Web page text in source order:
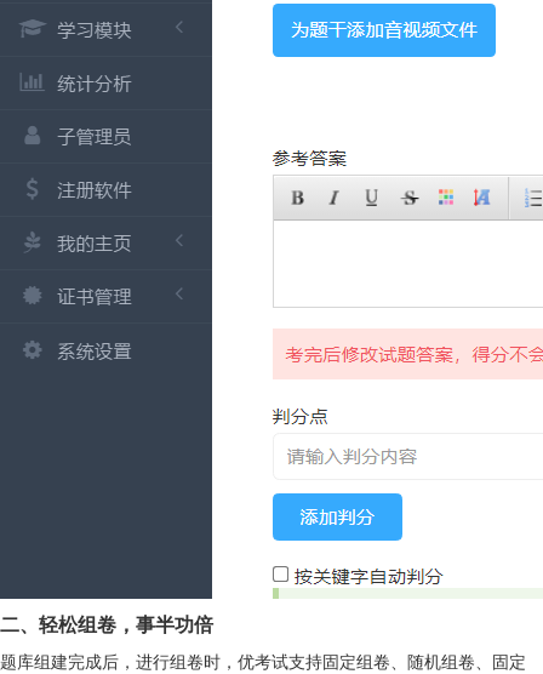
二、轻松组卷，事半功倍
题库组建完成后，进行组卷时，优考试支持固定组卷、随机组卷、固定